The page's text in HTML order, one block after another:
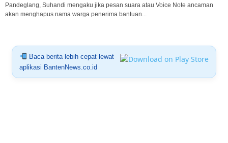
Pandeglang, Suhandi mengaku jika pesan suara atau Voice Note ancaman
akan menghapus nama warga penerima bantuan...
Baca berita lebih cepat lewat
aplikasi BantenNews.co.id